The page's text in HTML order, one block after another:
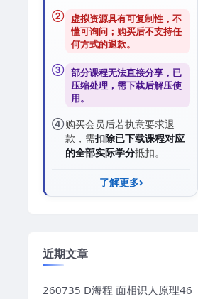
②
虚拟资源具有可复制性，不
懂可询问；购买后不支持任
何方式的退款。
③ 部分课程无法直接分享，已
压缩处理，需下载后解压使
用。
④购买会员后若执意要求退
款，需扣除已下载课程对应
的全部实际学分抵扣。
了解更多
近期文章
260735 D海程 面相识人原理46